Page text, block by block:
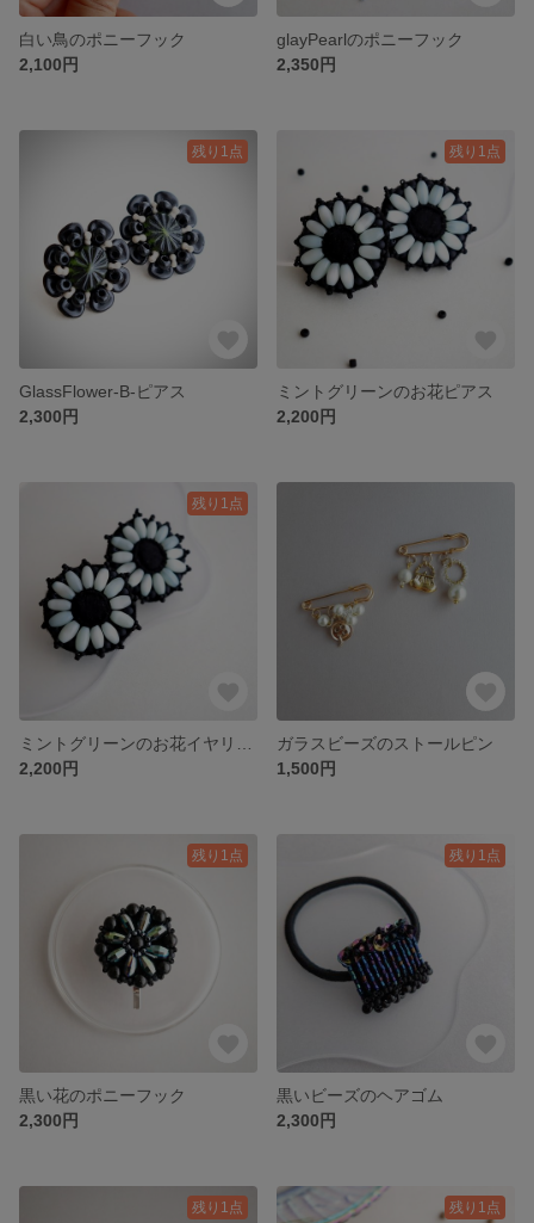
白い鳥のポニーフック
2,100円
glayPearlのポニーフック
2,350円
残り1点
GlassFlower-B-ピアス
2,300円
残り1点
ミントグリーンのお花ピアス
2,200円
残り1点
2,200円
ガラスビーズのストールピン
1,500円
残り1点
黒い花のポニーフック
2,300円
残り1点
黒いビーズのヘアゴム
2,300円
残り1点 残り1点